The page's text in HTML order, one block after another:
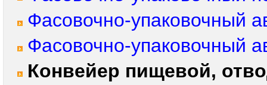
Фасовочно-упаковочный
Фасовочно-упаковочный
Конвейер пищевой,